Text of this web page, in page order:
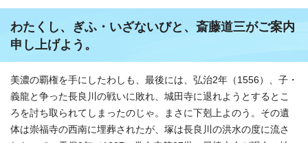
わたくし、ぎふ・いざないびと、斎藤道三がご案内
申し上げよう。
美濃の覇権を手にしたわしも、最後には、弘治2年（1556）、子・
義龍と争った長良川の戦いに敗れ、城田寺に退れようとするとこ
ろを討ち取られてしまったのじゃ。まさに下剋上よのう。その遺
体は崇福寺の西南に埋葬されたが、塚は長良川の洪水の度に流さ